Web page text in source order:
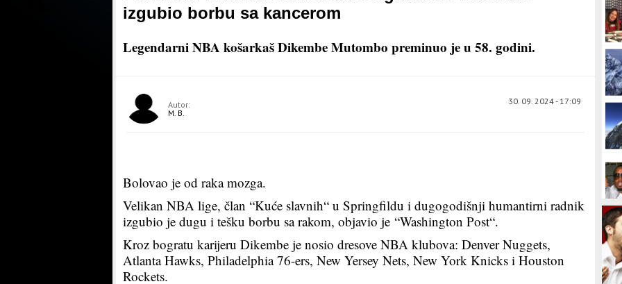
izgubio borbu sa kancerom
Legendarni NBA košarkaš Dikembe Mutombo preminuo je u 58. godini.
30. 09. 2024 - 17:09
Autor:
M. B.
Bolovao je od raka mozga.
Velikan NBA lige, član “Kuće slavnih“ u Springfildu i dugogodišnji humantirni radnik
izgubio je dugu i tešku borbu sa rakom, objavio je “Washington Post“.
Kroz bogratu karijeru Dikembe je nosio dresove NBA klubova: Denver Nuggets,
Atlanta Hawks, Philadelphia 76-ers, New Yersey Nets, New York Knicks i Houston
Rockets.